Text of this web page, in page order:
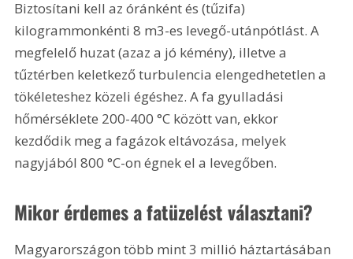
Biztosítani kell az óránként és (tűzifa)
kilogrammonkénti 8 m3-es levegő-utánpótlást. A
megfelelő huzat (azaz a jó kémény), illetve a
tűztérben keletkező turbulencia elengedhetetlen a
tökéleteshez közeli égéshez. A fa gyulladási
hőmérséklete 200-400 °C között van, ekkor
kezdődik meg a fagázok eltávozása, melyek
nagyjából 800 °C-on égnek el a levegőben.
Mikor érdemes a fatüzelést választani?
Magyarországon több mint 3 millió háztartásában